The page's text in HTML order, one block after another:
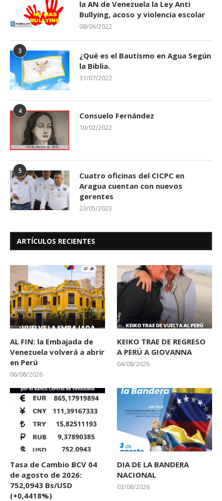
la AN de Venezuela la Ley Anti
Bullying, acoso y violencia escolar
08/06/2022
3
¿Qué es el Bautismo en Agua Según
la Biblia.
31/07/2022
4 Consuelo Fernández
10/02/2022
5
Cuatro oficinas del CICPC en
Aragua cuentan con nuevos
gerentes
23/05/2023
ARTÍCULOS RECIENTES
AL FIN: la Embajada de
Venezuela volverá a abrir
en Perú
06/08/2026
KEIKO TRAE DE REGRESO
A PERÚ A GIOVANNA
04/08/2026
Tasa de Cambio BCV 04
de agosto de 2026:
752,0943 Bs/USD
(+0,4418%)
DIA DE LA BANDERA
NACIONAL
03/08/2026